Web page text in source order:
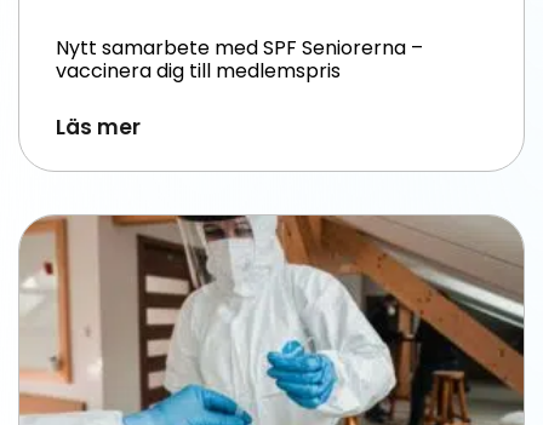
Nytt samarbete med SPF Seniorerna –
vaccinera dig till medlemspris
Läs mer